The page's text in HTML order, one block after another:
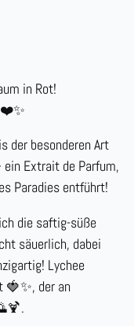
in Rot!
❤️✨
der besonderen Art
ein Extrait de Parfum,
Paradies entführt!
die saftig-süße
säuerlich, dabei
! Lychee
🍓✨, der an
.